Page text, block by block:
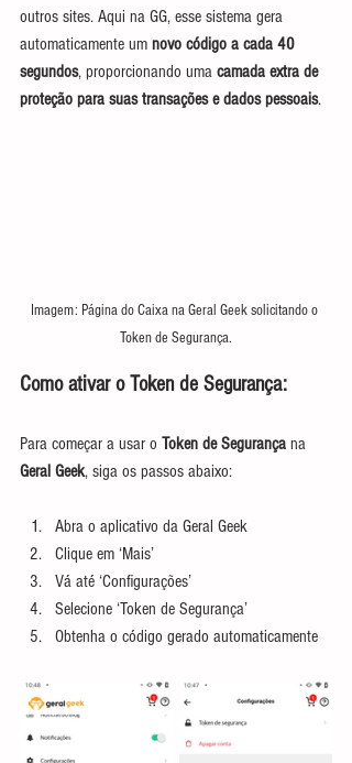
outros sites. Aqui na GG, esse sistema gera
automaticamente um novo código a cada 40
segundos, proporcionando uma camada extra de
proteção para suas transações e dados pessoais.
Imagem: Página do Caixa na Geral Geek solicitando o
Token de Segurança.
Como ativar o Token de Segurança:
Para começar a usar o Token de Segurança na
Geral Geek, siga os passos abaixo:
Abra o aplicativo da Geral Geek
Clique em ‘Mais’
Vá até ‘Configurações’
Selecione ‘Token de Segurança’
Obtenha o código gerado automaticamente